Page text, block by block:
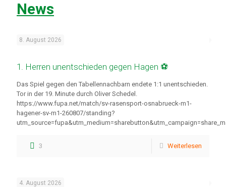
News
8. August 2026
1. Herren unentschieden gegen Hagen ⚽
Das Spiel gegen den Tabellennachbarn endete 1:1 unentschieden.
Tor in der 19. Minute durch Oliver Schedel.
https://www.fupa.net/match/sv-rasensport-osnabrueck-m1-
hagener-sv-m1-260807/standing?
3 Weiterlesen
4. August 2026